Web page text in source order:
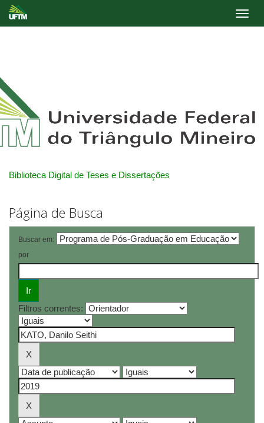
Biblioteca Digital de Teses e Dissertações
Página de Busca
Buscar em:
por
Filtros correntes: